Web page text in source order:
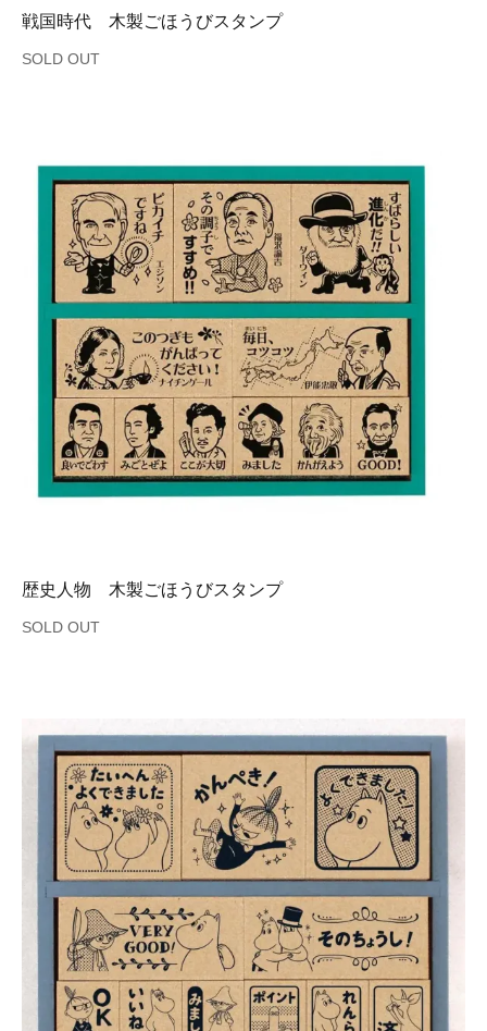
戦国時代 木製ごほうびスタンプ
SOLD OUT
歴史人物 木製ごほうびスタンプ
SOLD OUT